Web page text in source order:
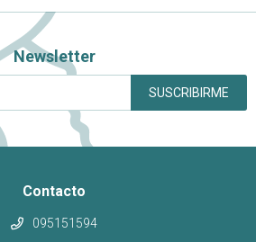
Contacto
095151594
Newsletter
SUSCRIBIRME